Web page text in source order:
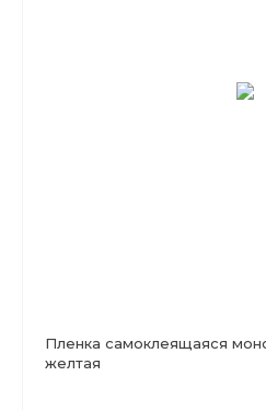
Пленка самоклеящаяся
желтая